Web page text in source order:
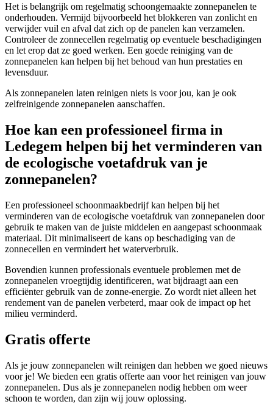
Het is belangrijk om regelmatig schoongemaakte zonnepanelen te
onderhouden. Vermijd bijvoorbeeld het blokkeren van zonlicht en
verwijder vuil en afval dat zich op de panelen kan verzamelen.
Controleer de zonnecellen regelmatig op eventuele beschadigingen
en let erop dat ze goed werken. Een goede reiniging van de
zonnepanelen kan helpen bij het behoud van hun prestaties en
levensduur.
Als zonnepanelen laten reinigen niets is voor jou, kan je ook
zelfreinigende zonnepanelen aanschaffen.
Hoe kan een professioneel firma in
Ledegem helpen bij het verminderen van
de ecologische voetafdruk van je
zonnepanelen?
Een professioneel schoonmaakbedrijf kan helpen bij het
verminderen van de ecologische voetafdruk van zonnepanelen door
gebruik te maken van de juiste middelen en aangepast schoonmaak
materiaal. Dit minimaliseert de kans op beschadiging van de
zonnecellen en vermindert het waterverbruik.
Bovendien kunnen professionals eventuele problemen met de
zonnepanelen vroegtijdig identificeren, wat bijdraagt aan een
efficiënter gebruik van de zonne-energie. Zo wordt niet alleen het
rendement van de panelen verbeterd, maar ook de impact op het
milieu verminderd.
Gratis offerte
Als je jouw zonnepanelen wilt reinigen dan hebben we goed nieuws
voor je! We bieden een gratis offerte aan voor het reinigen van jouw
zonnepanelen. Dus als je zonnepanelen nodig hebben om weer
schoon te worden, dan zijn wij jouw oplossing.